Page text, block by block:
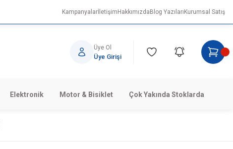
Kampanyalarİletişim Hakkımızda Blog Yazıları Kurumsal Satış
Üye Ol
Üye Girişi
Elektronik Motor & Bisiklet Çok Yakında Stoklarda